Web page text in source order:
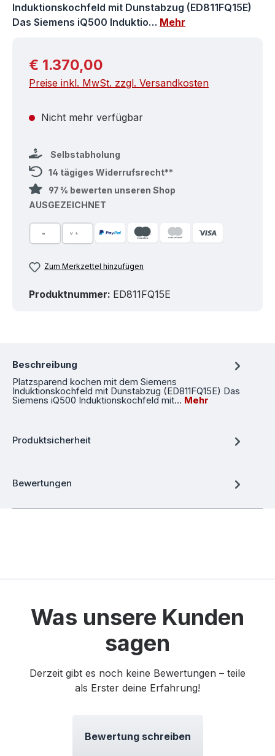
Induktionskochfeld mit Dunstabzug (ED811FQ15E)
Das Siemens iQ500 Induktio… Mehr
Regulärer Preis:
€ 1.370,00
Preise inkl. MwSt. zzgl. Versandkosten
Nicht mehr verfügbar
Selbstabholung
14 tägiges Widerrufsrecht**
97 % bewerten unseren Shop
AUSGEZEICHNET
Zum Merkzettel hinzufügen
Produktnummer: ED811FQ15E
Beschreibung
Platzsparend kochen mit dem Siemens
Induktionskochfeld mit Dunstabzug (ED811FQ15E) Das
Siemens iQ500 Induktionskochfeld mit… Mehr
Produktsicherheit
Bewertungen
Was unsere Kunden
sagen
Derzeit gibt es noch keine Bewertungen – teile
als Erster deine Erfahrung!
Bewertung schreiben